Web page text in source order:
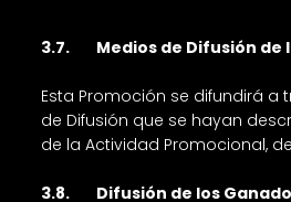
3.7. Medios de Difusión de
Esta Promoción se difundirá a
de Difusión que se hayan
de la Actividad Promocional,
3.8. Difusión de los